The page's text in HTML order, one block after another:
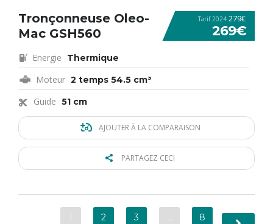
Tarif 2024 279€
269€
Tronçonneuse Oleo-
Mac GSH560
Energie Thermique
Moteur 2 temps 54.5 cm³
Guide 51 cm
AJOUTER À LA COMPARAISON
PARTAGEZ CECI
1 2 3 … 8